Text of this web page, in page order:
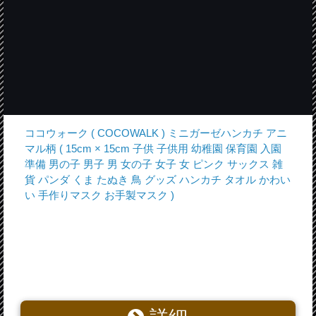
ココウォーク ( COCOWALK ) ミニガーゼハンカチ アニ
マル柄 ( 15cm × 15cm 子供 子供用 幼稚園 保育園 入園
準備 男の子 男子 男 女の子 女子 女 ピンク サックス 雑
貨 パンダ くま たぬき 鳥 グッズ ハンカチ タオル かわい
い 手作りマスク お手製マスク )